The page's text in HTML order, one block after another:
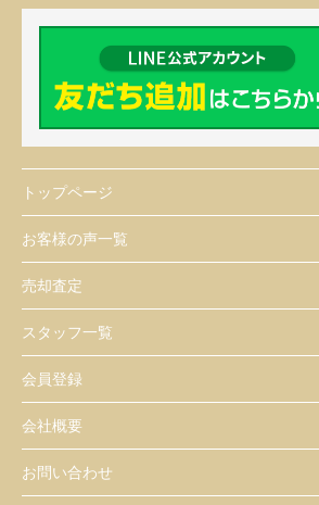
トップページ
お客様の声一覧
売却査定
スタッフ一覧
会員登録
会社概要
お問い合わせ